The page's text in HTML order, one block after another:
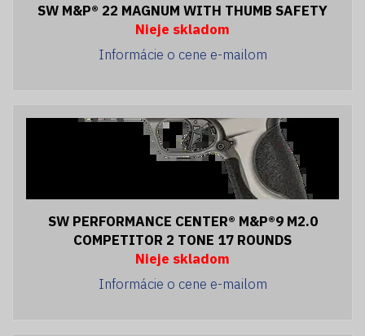
SW M&P® 22 MAGNUM WITH THUMB SAFETY
Nieje skladom
Informácie o cene e-mailom
SW PERFORMANCE CENTER® M&P®9 M2.0
COMPETITOR 2 TONE 17 ROUNDS
Nieje skladom
Informácie o cene e-mailom